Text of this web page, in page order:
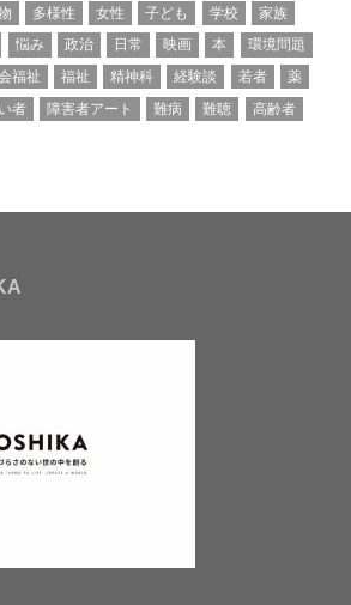
多様性 女性 子ども 学校
家族
悩み 政治 日常 映画 本
環境問題
福祉 福祉 精神科 経験談 若者
薬
者 障害者アート 難病 難聴 高齢者